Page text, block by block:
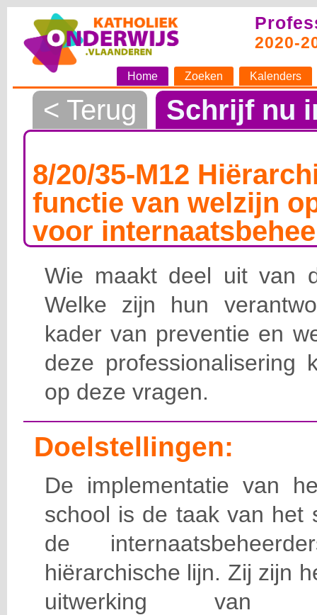
2020-
Home Zoeken Kalenders
< Terug Schrijf nu
8/20/35-M12
functie van welzijn
voor
Wie maakt deel uit van
Welke zijn hun
kader van preventie en
deze professionalisering
op deze vragen.
Doelstellingen:
De implementatie van
school is de taak van het
de
hiërarchische lijn. Zij zijn
uitwerking van